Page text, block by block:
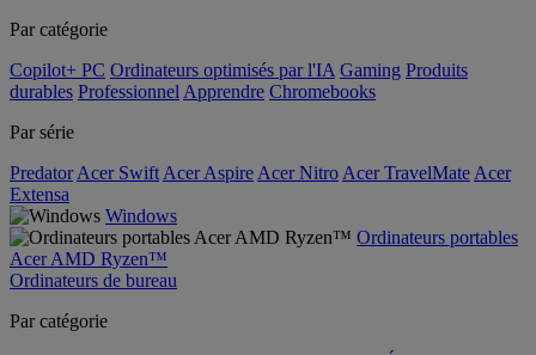
Par catégorie
Copilot+ PC Ordinateurs optimisés par l'IA Gaming Produits
durables Professionnel Apprendre Chromebooks
Par série
Predator Acer Swift Acer Aspire Acer Nitro Acer TravelMate Acer
Extensa
Windows
Ordinateurs portables
Acer AMD Ryzen™
Ordinateurs de bureau
Par catégorie